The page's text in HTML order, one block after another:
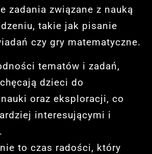
zadania związane z nauką
takie jak pisanie
czy gry matematyczne.
tematów i zadań,
dzieci do
oraz eksploracji, co
interesującymi i
to czas radości, który